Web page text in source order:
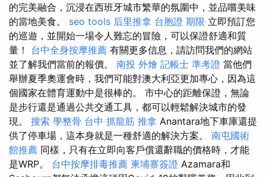
的完美融合，沉浸在西班牙城市繁華的氛圍中，並品嚐美味
的當地美食。 seo tools 后里推拿 台胞證 期限 立即預訂您
的巡遊，並開始一場令人難忘的冒險，可以保證舒適和質
量！ 台中全身按摩推薦 有關更多信息，請訪問我們的網站
並了解我們當前的報價。 南投 外燴 記帳士 準考證 當他們
舉辦夏季奧運會時，我們可能對澳大利亞更加專心，因為這
個國家在體育運動中是很棒的。 市中心的距離保證，無論
是步行還是通過公共交通工具，都可以輕鬆解決城市的發
現。 搜索 學整骨 台中 抓龍筋 推拿 Anantara地下車庫還提
供了停車場，這本身就是一種舒適的解決方案。 南屯國術
館推薦 同樣，只有在立即向客戶償還辭職的價格時，才能
是WRP。 台中按摩排毒推薦 柬埔寨簽證 Azamara和